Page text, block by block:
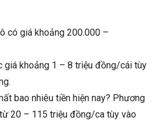
có giá khoảng 200.000 –
giá khoảng 1 – 8 triệu đồng/cái tùy
bao nhiêu tiền hiện nay? Phương
20 – 115 triệu đồng/ca tùy vào